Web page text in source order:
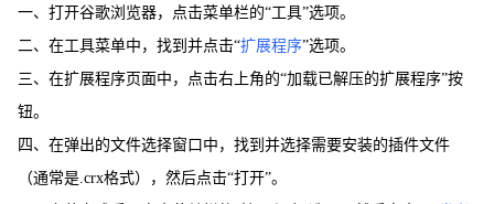
一、打开谷歌浏览器，点击菜单栏的“工具”选项。
二、在工具菜单中，找到并点击“扩展程序”选项。
三、在扩展程序页面中，点击右上角的“加载已解压的扩展程序”按
钮。
四、在弹出的文件选择窗口中，找到并选择需要安装的插件文件
（通常是.crx格式），然后点击“打开”。